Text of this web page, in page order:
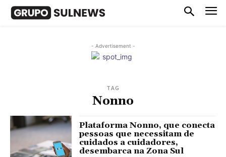
- Advertisement -
TAG
Nonno
Plataforma Nonno, que conecta
pessoas que necessitam de
cuidados a cuidadores,
desembarca na Zona Sul